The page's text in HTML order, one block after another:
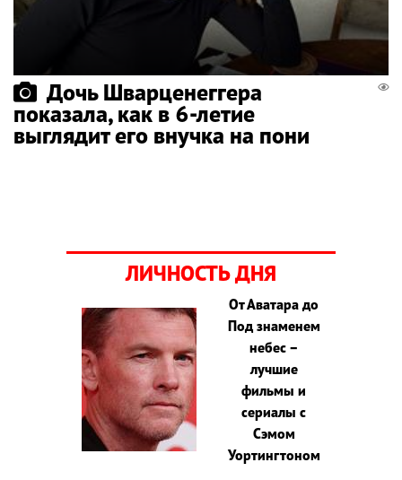
Дочь Шварценеггера
показала, как в 6-летие
выглядит его внучка на пони
ЛИЧНОСТЬ ДНЯ
От Аватара до
Под знаменем
небес –
лучшие
фильмы и
сериалы с
Сэмом
Уортингтоном